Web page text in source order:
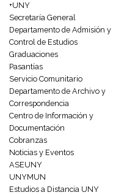
+UNY
Secretaría General
Departamento de Admisión y
Control de Estudios
Graduaciones
Pasantías
Servicio Comunitario
Departamento de Archivo y
Correspondencia
Centro de Información y
Documentación
Cobranzas
Noticias y Eventos
ASEUNY
UNYMUN
Estudios a Distancia UNY